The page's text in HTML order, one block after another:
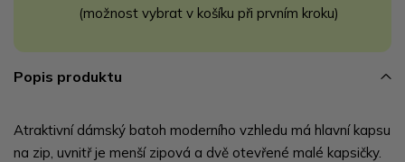
(možnost vybrat v košíku při prvním kroku)
Popis produktu
Atraktivní dámský batoh moderního vzhledu má hlavní kapsu
na zip, uvnitř je menší zipová a dvě otevřené malé kapsičky.